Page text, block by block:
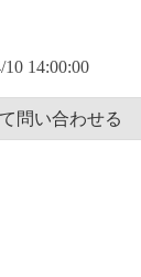
10 14:00:00
問い合わせる